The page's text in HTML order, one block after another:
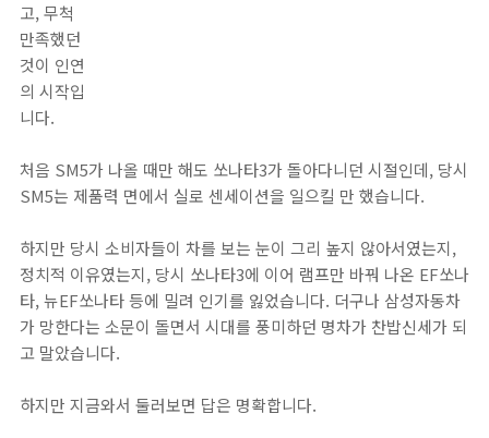
고, 무척
만족했던
것이 인연
의 시작입
니다.
처음 SM5가 나올 때만 해도 쏘나타3가 돌아다니던 시절인데, 당시
SM5는 제품력 면에서 실로 센세이션을 일으킬 만 했습니다.
하지만 당시 소비자들이 차를 보는 눈이 그리 높지 않아서였는지,
정치적 이유였는지, 당시 쏘나타3에 이어 램프만 바꿔 나온 EF쏘나
타, 뉴EF쏘나타 등에 밀려 인기를 잃었습니다. 더구나 삼성자동차
가 망한다는 소문이 돌면서 시대를 풍미하던 명차가 찬밥신세가 되
고 말았습니다.
하지만 지금와서 둘러보면 답은 명확합니다.